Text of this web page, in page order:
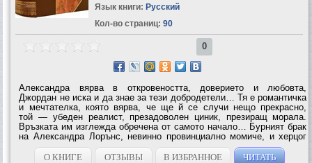
Язык книги: Русский
Кол-во страниц: 90
0
Александра вярва в откровеността, доверието и любовта,
Джордан не иска и да знае за тези добродетели… Тя е романтичка
и мечтателка, която вярва, че ще й се случи нещо прекрасно,
той — убеден реалист, презадоволен циник, презиращ морала.
Връзката им изглежда обречена от самото начало… Бурният брак
на Александра Лорънс, невинно провинциално момиче, и херцог
Джордан Таунсенд е изправен пред най-голямото изпитание…
Попадайки сред...
О КНИГЕ ОТЗЫВЫ В ИЗБРАННОЕ ЧИТАТЬ